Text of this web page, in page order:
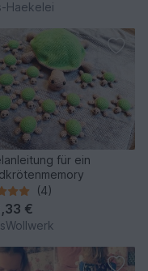
Haekelei
für ein
(4)
€